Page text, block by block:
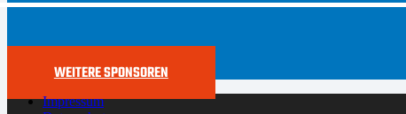
WEITERE SPONSOREN
Impressum